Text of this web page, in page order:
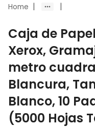
Home | |
Caja de
Xerox,
metro
Blancura,
Blanco, 10
(5000 Hojas